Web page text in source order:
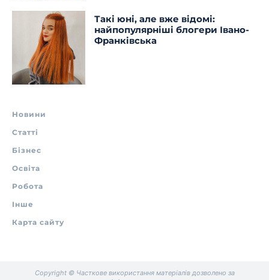
Такі юні, але вже відомі:
найпопулярніші блогери Івано-
Франківська
Новини
Статті
Бізнес
Освіта
Робота
Інше
Карта сайту
Copyright © Часткове використання матеріалів дозволено за